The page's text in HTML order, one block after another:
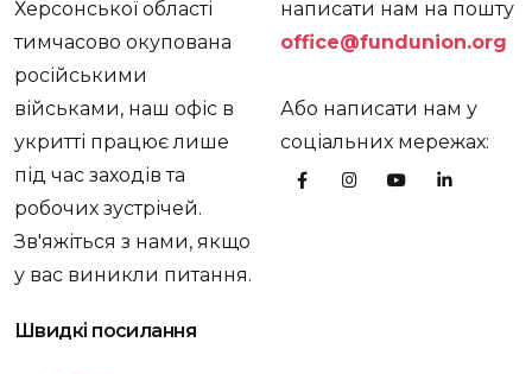
Херсонської області
тимчасово окупована
російськими
військами, наш офіс в
укритті працює лише
під час заходів та
робочих зустрічей.
Зв'яжіться з нами, якщо
у вас виникли питання.
написати нам на пошту
office@fundunion.org
Або написати нам у
соціальних мережах:
Швидкі посилання